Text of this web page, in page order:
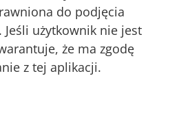
do podjęcia
Jeśli użytkownik nie jest
że ma zgodę
z tej aplikacji.